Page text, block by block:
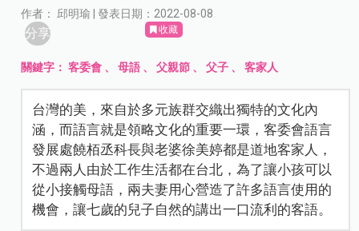
作者： 邱明瑜 | 發表日期：2022-08-08
分享 收藏
關鍵字：客委會 、母語 、父親節 、父子 、客家人
台灣的美，來自於多元族群交織出獨特的文化內
涵，而語言就是領略文化的重要一環，客委會語言
發展處饒栢丞科長與老婆徐美婷都是道地客家人，
不過兩人由於工作生活都在台北，為了讓小孩可以
從小接觸母語，兩夫妻用心營造了許多語言使用的
機會，讓七歲的兒子自然的講出一口流利的客語。